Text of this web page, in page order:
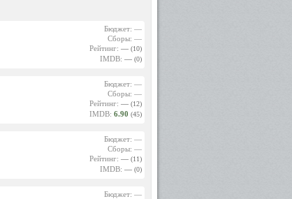
Бюджет: —
Сборы: —
Рейтинг: — (10)
IMDB: — (0)
Бюджет: —
Сборы: —
Рейтинг: — (12)
IMDB: 6.90 (45)
Бюджет: —
Сборы: —
Рейтинг: — (11)
IMDB: — (0)
Бюджет: —